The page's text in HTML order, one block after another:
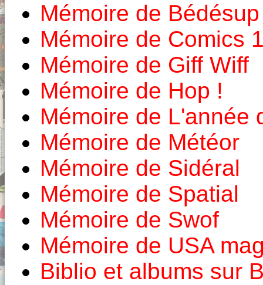
Mémoire de Bédésup
Mémoire de Comics
Mémoire de Giff Wiff
Mémoire de Hop !
Mémoire de L'année
Mémoire de Météor
Mémoire de Sidéral
Mémoire de Spatial
Mémoire de Swof
Mémoire de USA
Biblio et albums sur